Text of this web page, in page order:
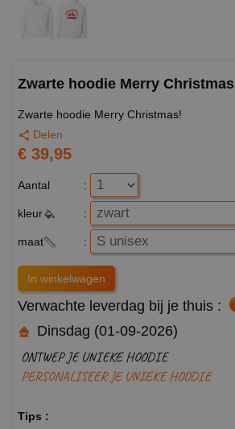
Zwarte hoodie Merry Christmas
Zwarte hoodie Merry Christmas!
Delen
€ 39,95
Aantal :
kleur :
maat :
Verwachte leverdag bij je thuis :
Dinsdag (01-09-2026)
ONTWEP JE UNIEKE HOODIE
PERSONALISEER JE UNIEKE HOODIE
Tips :